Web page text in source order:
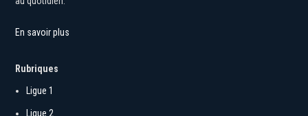
au quotidien.
En savoir plus
Rubriques
Ligue 1